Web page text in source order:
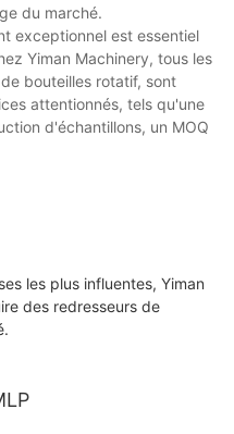
du marché.
exceptionnel est essentiel
Yiman Machinery, tous les
bouteilles rotatif, sont
attentionnés, tels qu'une
d'échantillons, un MOQ
les plus influentes, Yiman
des redresseurs de